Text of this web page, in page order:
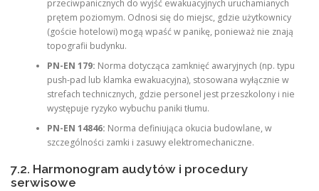
przeciwpanicznych do wyjść ewakuacyjnych uruchamianych
prętem poziomym. Odnosi się do miejsc, gdzie użytkownicy
(goście hotelowi) mogą wpaść w panikę, ponieważ nie znają
topografii budynku.
PN-EN 179: Norma dotycząca zamknięć awaryjnych (np. typu
push-pad lub klamka ewakuacyjna), stosowana wyłącznie w
strefach technicznych, gdzie personel jest przeszkolony i nie
występuje ryzyko wybuchu paniki tłumu.
PN-EN 14846: Norma definiująca okucia budowlane, w
szczególności zamki i zasuwy elektromechaniczne.
7.2. Harmonogram audytów i procedury
serwisowe